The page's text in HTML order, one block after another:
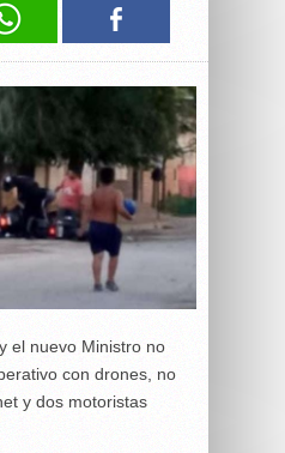
el nuevo Ministro no
con drones, no
y dos motoristas